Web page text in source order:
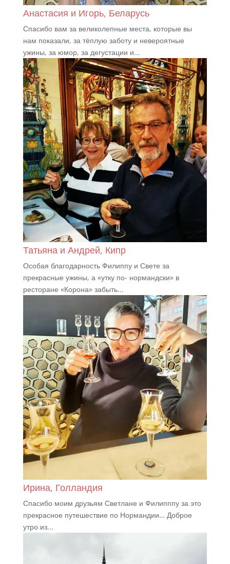
Анастасия и Игорь, Беларусь
Спасибо вам за великолепные места, которые вы
нам показали, за тёплую заботу и невероятные
ужины, за юмор, за дегустации и...
Татьяна и Андрей, Кипр
Особая благодарность Филиппу и Свете за
прекрасные ужины, а «утку по- нормандски» в
ресторане «Корона» забыть...
Ирина, Голландия
Спасибо моим друзьям Светлане и Филипппу за это
прекрасное путешествие по Нормандии… Доброе
утро из...